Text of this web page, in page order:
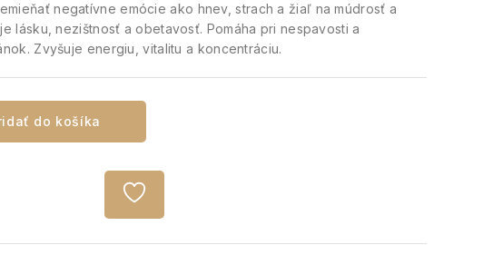
negatívne emócie ako hnev, strach a žiaľ na múdrosť a
lásku, nezištnosť a obetavosť. Pomáha pri nespavosti a
Zvyšuje energiu, vitalitu a koncentráciu.
do košíka